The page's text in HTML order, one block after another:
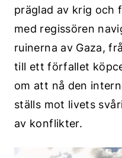
präglad av krig och
med regissören
ruinerna av Gaza,
till ett förfallet
om att nå den
ställs mot livets
av konflikter.